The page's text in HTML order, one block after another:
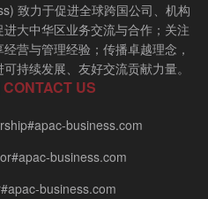
致力于促进全球跨国公司、机构
大中华区业务交流与合作；关注
营与管理经验；传播卓越理念，
持续发展、友好交流贡献力量。
US
business.com
business.com
business.com